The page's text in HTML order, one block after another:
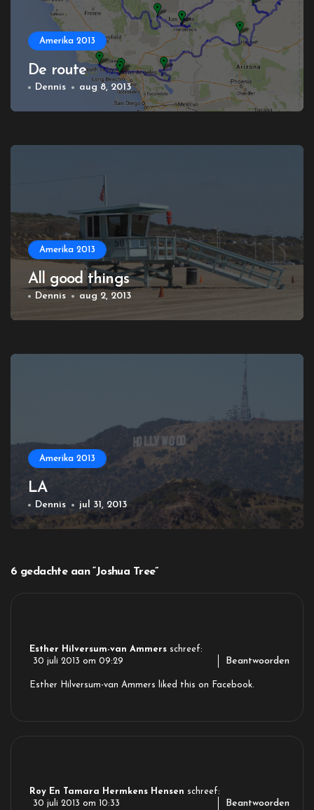
Amerika 2013
De route
Dennis aug 8, 2013
Amerika 2013
All good things
Dennis aug 2, 2013
Amerika 2013
LA
Dennis jul 31, 2013
6 gedachte aan “Joshua Tree”
Esther Hilversum-van Ammers schreef:
30 juli 2013 om 09:29
Esther Hilversum-van Ammers liked this on Facebook.
Beantwoorden
Roy En Tamara Hermkens Hensen schreef:
30 juli 2013 om 10:33
Beantwoorden